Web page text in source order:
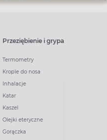
Przeziębienie i grypa
Termometry
Krople do nosa
Inhalacje
Katar
Kaszel
Olejki eteryczne
Gorączka